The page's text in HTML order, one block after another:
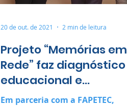
Projeto “Memórias em
Rede” faz diagnóstico
educacional e
sociocultural em
Em parceria com a FAPETEC,
20 de out. de 2021 2 min de leitura